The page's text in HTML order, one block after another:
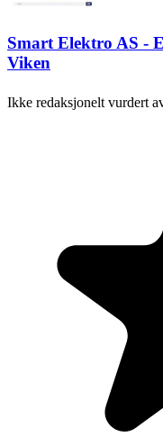
Smart Elektro AS -
Viken
Ikke redaksjonelt vurdert